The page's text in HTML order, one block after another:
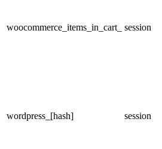
woocommerce_items_in_cart_ session
wordpress_[hash] session